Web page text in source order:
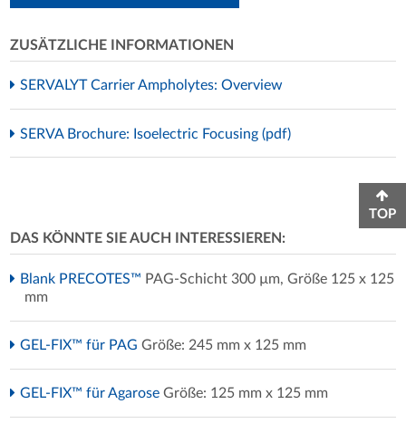
ZUSÄTZLICHE INFORMATIONEN
SERVALYT Carrier Ampholytes: Overview
SERVA Brochure: Isoelectric Focusing (pdf)
DAS KÖNNTE SIE AUCH INTERESSIEREN:
Blank PRECOTES™ PAG-Schicht 300 µm, Größe 125 x 125
mm
GEL-FIX™ für PAG Größe: 245 mm x 125 mm
GEL-FIX™ für Agarose Größe: 125 mm x 125 mm
TOP